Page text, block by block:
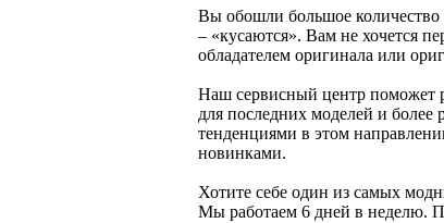
Вы обошли большое количество
– «кусаются». Вам не хочется
обладателем оригинала или
Наш сервисный центр поможет
для последних моделей и
тенденциями в этом
новинками.
Хотите себе один из самых
Мы работаем 6 дней в неделю.